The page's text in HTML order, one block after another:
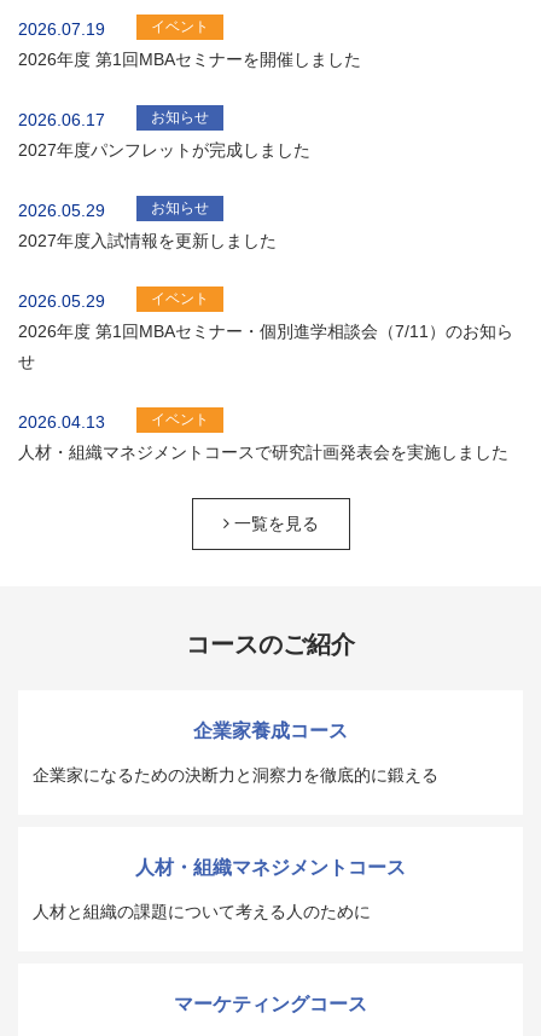
2026.07.19 イベント
2026年度 第1回MBAセミナーを開催しました
2026.06.17 お知らせ
2027年度パンフレットが完成しました
2026.05.29 お知らせ
2027年度入試情報を更新しました
2026.05.29 イベント
2026年度 第1回MBAセミナー・個別進学相談会（7/11）のお知ら
せ
2026.04.13 イベント
人材・組織マネジメントコースで研究計画発表会を実施しました
一覧を見る
コースのご紹介
企業家養成コース
企業家になるための決断力と洞察力を徹底的に鍛える
人材・組織マネジメントコース
人材と組織の課題について考える人のために
マーケティングコース